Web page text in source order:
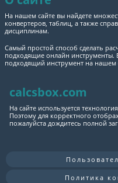
На нашем сайте вы найдете
конвертеров, таблиц, а также
дисциплинам.
Самый простой способ сделать
подходящие онлайн инструменты.
подходящий инструмент на нашем
calcsbox.com
На сайте используется технология
Поэтому для корректного
пожалуйста дождитесь полной
Политика